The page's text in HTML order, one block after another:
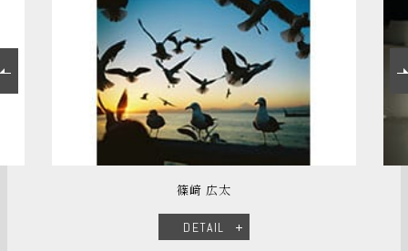
篠﨑 広太
DETAIL